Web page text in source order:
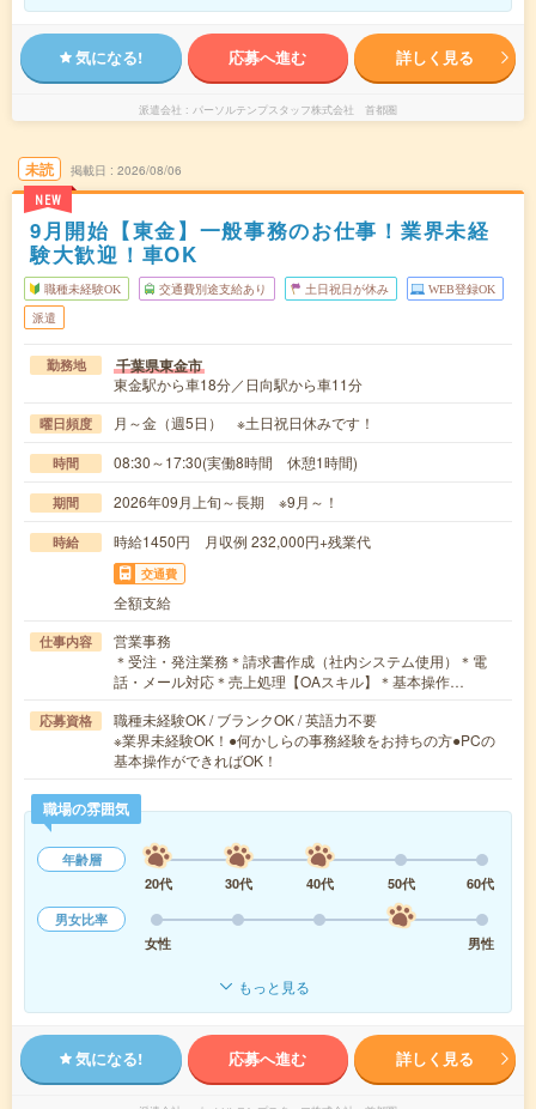
気になる! 応募へ進む 詳しく見る
派遣会社 パーソルテンプスタッフ株式会社 首都圏
未読
NEW
掲載日 2026/08/06
9月開始【東金】一般事務のお仕事！業界未経
験大歓迎！車OK
職種未経験OK 交通費別途支給あり 土日祝日が休み WEB登録OK
派遣
勤務地 千葉県東金市
東金駅から車18分／日向駅から車11分
曜日頻度 月～金（週5日） ※土日祝日休みです！
時間 08:30～17:30(実働8時間 休憩1時間)
期間 2026年09月上旬～長期 ※9月～！
時給 時給1450円 月収例 232,000円+残業代
交通費
全額支給
仕事内容
営業事務
＊受注・発注業務＊請求書作成（社内システム使用）＊電
話・メール対応＊売上処理【OAスキル】＊基本操作…
応募資格
職種未経験OK / ブランクOK / 英語力不要
※業界未経験OK！●何かしらの事務経験をお持ちの方●PCの
基本操作ができればOK！
職場の雰囲気
年齢層
20代
30代 40代 50代
60代
男女比率
女性
男性
もっと見る
気になる! 応募へ進む 詳しく見る